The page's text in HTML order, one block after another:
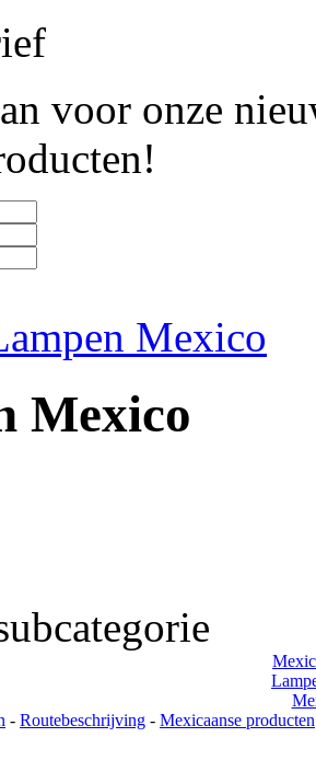
voor onze
Mexico
Mexico
- Routebeschrijving - Mexicaanse producten